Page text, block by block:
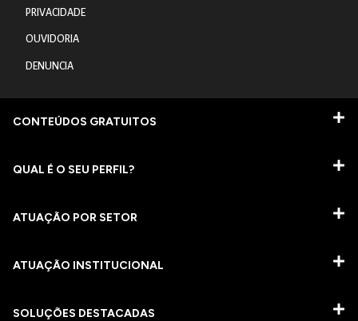
PRIVACIDADE
OUVIDORIA
DENUNCIA
CONTEÚDOS GRATUITOS
QUAL É O SEU PERFIL?
ATUAÇÃO POR SETOR
ATUAÇÃO INSTITUCIONAL
SOLUÇÕES DESTACADAS